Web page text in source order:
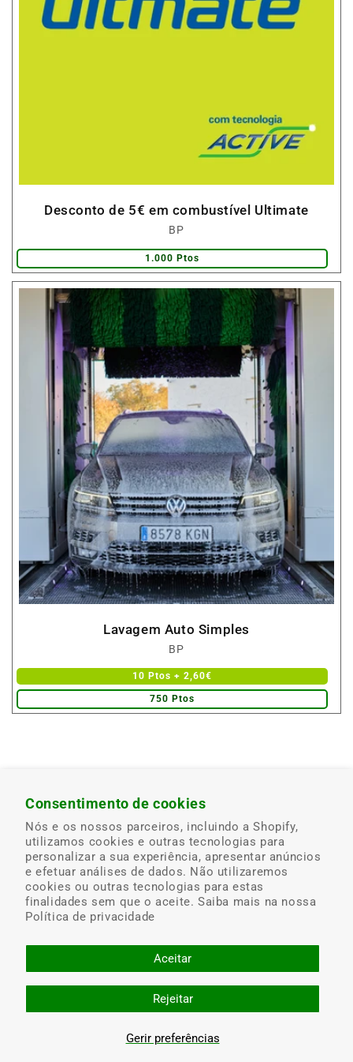
Consentimento de cookies
Nós e os nossos parceiros, incluindo a Shopify,
utilizamos cookies e outras tecnologias para
personalizar a sua experiência, apresentar anúncios
e efetuar análises de dados. Não utilizaremos
cookies ou outras tecnologias para estas
finalidades sem que o aceite. Saiba mais na nossa
Política de privacidade
Gerir preferências
Aceitar
Rejeitar
Desconto de 5€ em combustível Ultimate
Fornecedor:
BP
1.000 Ptos
Lavagem Auto Simples
Fornecedor:
BP
10 Ptos + 2,60€
750 Ptos
Brindes com
entrega ao
domicílio e
sujeitos ao stock
existente
Troca Online
Troca no Posto
bp
Parceiro